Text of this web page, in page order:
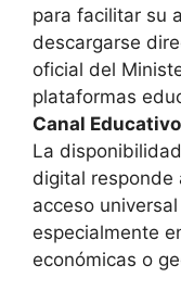
para facilitar su
descargarse
oficial del
plataformas
Canal Educativo
La
digital responde
acceso
especialmente
económicas o